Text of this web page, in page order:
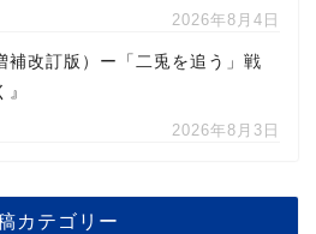
2026年8月4日
補改訂版）ー「二兎を追う」戦
2026年8月3日
カテゴリー